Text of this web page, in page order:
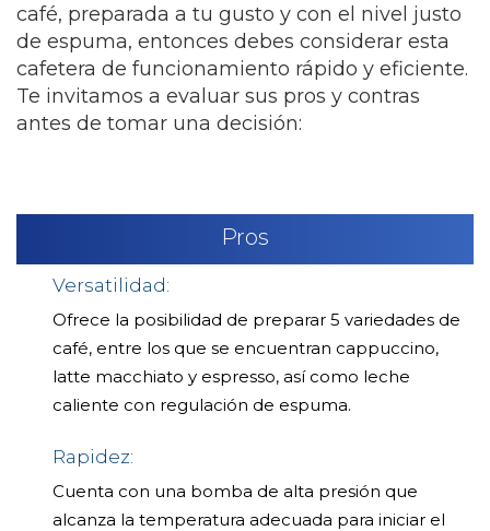
café, preparada a tu gusto y con el nivel justo
de espuma, entonces debes considerar esta
cafetera de funcionamiento rápido y eficiente.
Te invitamos a evaluar sus pros y contras
antes de tomar una decisión:
Pros
Versatilidad:
Ofrece la posibilidad de preparar 5 variedades de
café, entre los que se encuentran cappuccino,
latte macchiato y espresso, así como leche
caliente con regulación de espuma.
Rapidez:
Cuenta con una bomba de alta presión que
alcanza la temperatura adecuada para iniciar el